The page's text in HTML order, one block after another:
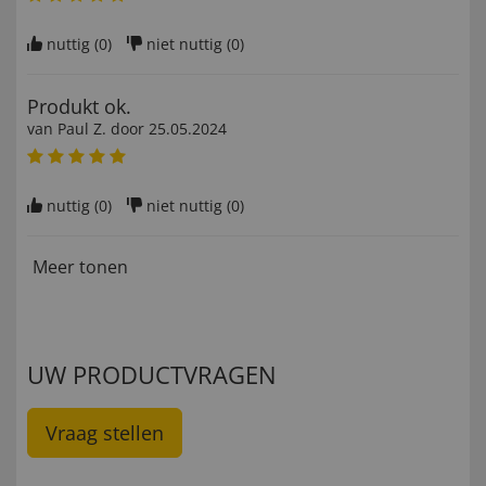
nuttig (0) niet nuttig (0)
Produkt ok.
van Paul Z. door 25.05.2024
nuttig (0) niet nuttig (0)
Meer tonen
UW PRODUCTVRAGEN
Vraag stellen